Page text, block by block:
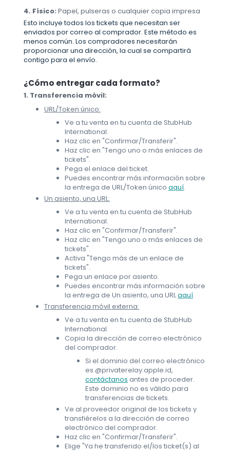
4. Físico: Papel, pulseras o cualquier copia impresa
Esto incluye todos los tickets que necesitan ser
enviados por correo al comprador. Este método es
menos común. Los compradores necesitarán
proporcionar una dirección, la cual se compartirá
contigo para el envío.
¿Cómo entregar cada formato?
1. Transferencia móvil:
URL/Token único:
Ve a tu venta en tu cuenta de StubHub
International.
Haz clic en "Confirmar/Transferir".
Haz clic en "Tengo uno o más enlaces de
tickets".
Pega el enlace del ticket.
Puedes encontrar más información sobre
la entrega de URL/Token único aquí.
Un asiento, una URL:
Ve a tu venta en tu cuenta de StubHub
International.
Haz clic en "Confirmar/Transferir".
Haz clic en "Tengo uno o más enlaces de
tickets".
Activa "Tengo más de un enlace de
tickets".
Pega un enlace por asiento.
Puedes encontrar más información sobre
la entrega de Un asiento, una URLaquí.
Transferencia móvil externa:
Ve a tu venta en tu cuenta de StubHub
International.
Copia la dirección de correo electrónico
del comprador.
Si el dominio del correo electrónico
es @privaterelay.apple.id,
contáctanos antes de proceder.
Este dominio no es válido para
transferencias de tickets.
Ve al proveedor original de los tickets y
transfiérelos a la dirección de correo
electrónico del comprador.
Haz clic en "Confirmar/Transferir".
Elige "Ya he transferido el/los ticket(s) al